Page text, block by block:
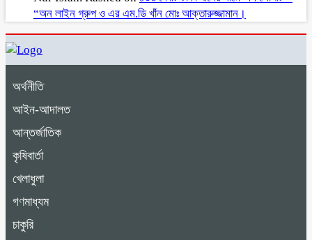
“অন লাইন গ্রুপ ও এর এম.ডি খাঁন মোঃ আক্তারুজ্জামান।
অর্থনীতি
আইন-আদালত
আন্তর্জাতিক
কৃষিবার্তা
খেলাধুলা
গণমাধ্যম
চাকুরি